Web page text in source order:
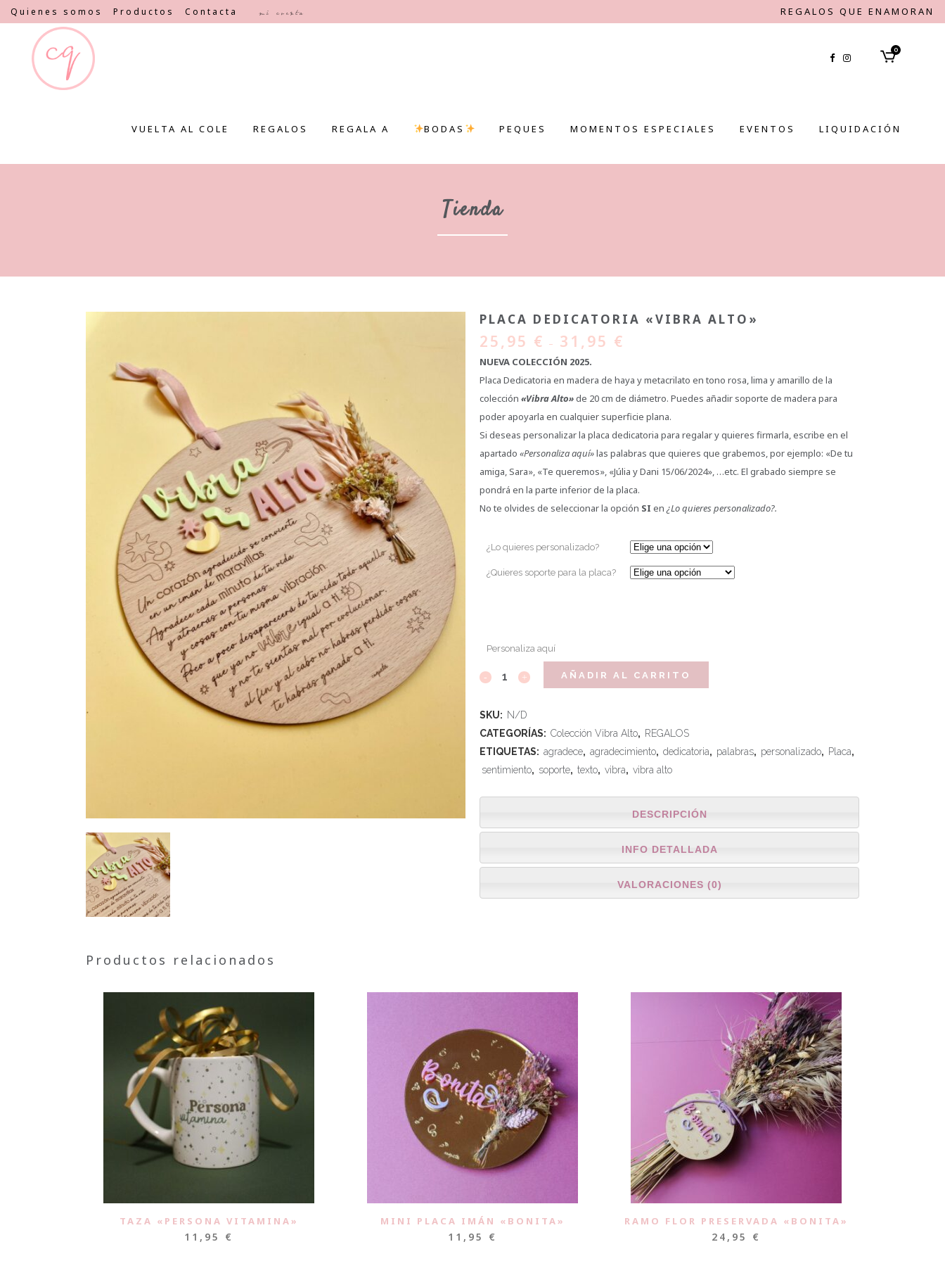
Quienes somos Productos Contacta Mi cuenta REGALOS QUE ENAMORAN
0
VUELTA AL COLE REGALOS REGALA A BODAS PEQUES MOMENTOS ESPECIALES EVENTOS LIQUIDACIÓN
Tienda
PLACA DEDICATORIA «VIBRA ALTO»
25,95 € – 31,95 €
NUEVA COLECCIÓN 2025.
Placa Dedicatoria en madera de haya y metacrilato en tono rosa, lima y amarillo de la
colección «Vibra Alto»de 20 cm de diámetro. Puedes añadir soporte de madera para
poder apoyarla en cualquier superficie plana.
Si deseas personalizar la placa dedicatoria para regalar y quieres firmarla, escribe en el
apartado «Personaliza aquí»las palabras que quieres que grabemos, por ejemplo: «De tu
amiga, Sara», «Te queremos», «Júlia y Dani 15/06/2024», …etc. El grabado siempre se
pondrá en la parte inferior de la placa.
No te olvides de seleccionar la opción SI en ¿Lo quieres personalizado?.
¿Lo quieres personalizado?
¿Quieres soporte para la placa?
Personaliza aquí
AÑADIR AL CARRITO
SKU: N/D
CATEGORÍAS: Colección Vibra Alto, REGALOS
ETIQUETAS: agradece, agradecimiento, dedicatoria, palabras, personalizado, Placa,
sentimiento, soporte, texto, vibra, vibra alto
DESCRIPCIÓN
INFO DETALLADA
VALORACIONES (0)
Productos relacionados
TAZA «PERSONA VITAMINA»
11,95 €
MINI PLACA IMÁN «BONITA»
11,95 €
RAMO FLOR PRESERVADA «BONITA»
24,95 €